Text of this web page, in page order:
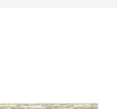
+ HINZUFÜGEN